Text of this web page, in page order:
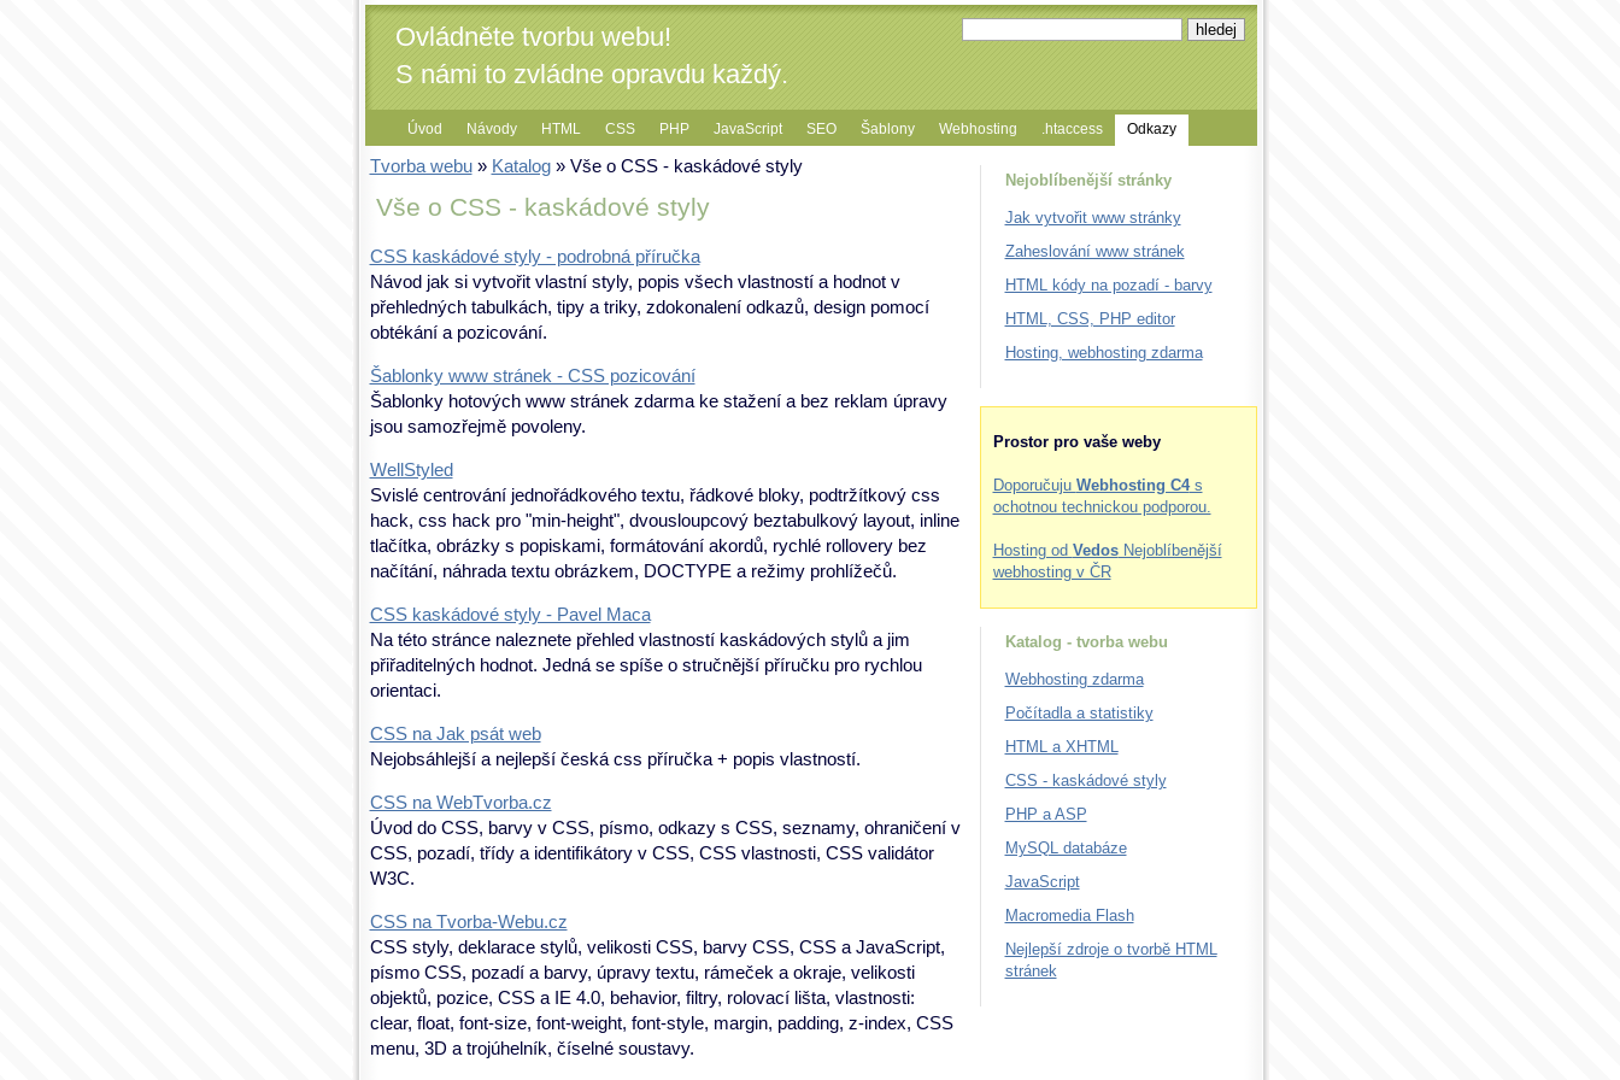
Ovládněte tvorbu webu!
S námi to zvládne opravdu každý.
Úvod Návody HTML CSS PHP JavaScript SEO Šablony Webhosting .htaccess Odkazy
Tvorba webu» Katalog» Vše o CSS - kaskádové styly
Vše o CSS - kaskádové styly
CSS kaskádové styly - podrobná příručka
Návod jak si vytvořit vlastní styly, popis všech vlastností a hodnot v
přehledných tabulkách, tipy a triky, zdokonalení odkazů, design pomocí
obtékání a pozicování.
Šablonky www stránek - CSS pozicování
Šablonky hotových www stránek zdarma ke stažení a bez reklam úpravy
jsou samozřejmě povoleny.
WellStyled
Svislé centrování jednořádkového textu, řádkové bloky, podtržítkový css
hack, css hack pro "min-height", dvousloupcový beztabulkový layout, inline
tlačítka, obrázky s popiskami, formátování akordů, rychlé rollovery bez
načítání, náhrada textu obrázkem, DOCTYPE a režimy prohlížečů.
CSS kaskádové styly - Pavel Maca
Na této stránce naleznete přehled vlastností kaskádových stylů a jim
přiřaditelných hodnot. Jedná se spíše o stručnější příručku pro rychlou
orientaci.
CSS na Jak psát web
Nejobsáhlejší a nejlepší česká css příručka + popis vlastností.
CSS na WebTvorba.cz
Úvod do CSS, barvy v CSS, písmo, odkazy s CSS, seznamy, ohraničení v
CSS, pozadí, třídy a identifikátory v CSS, CSS vlastnosti, CSS validátor
W3C.
CSS na Tvorba-Webu.cz
CSS styly, deklarace stylů, velikosti CSS, barvy CSS, CSS a JavaScript,
písmo CSS, pozadí a barvy, úpravy textu, rámeček a okraje, velikosti
objektů, pozice, CSS a IE 4.0, behavior, filtry, rolovací lišta, vlastnosti:
clear, float, font-size, font-weight, font-style, margin, padding, z-index, CSS
menu, 3D a trojúhelník, číselné soustavy.
Nejoblíbenější stránky
Jak vytvořit www stránky
Zaheslování www stránek
HTML kódy na pozadí - barvy
HTML, CSS, PHP editor
Hosting, webhosting zdarma
Prostor pro vaše weby
Doporučuju Webhosting C4s
ochotnou technickou podporou.
Hosting od VedosNejoblíbenější
webhosting v ČR
Katalog - tvorba webu
Webhosting zdarma
Počítadla a statistiky
HTML a XHTML
CSS - kaskádové styly
PHP a ASP
MySQL databáze
JavaScript
Macromedia Flash
Nejlepší zdroje o tvorbě HTML
stránek